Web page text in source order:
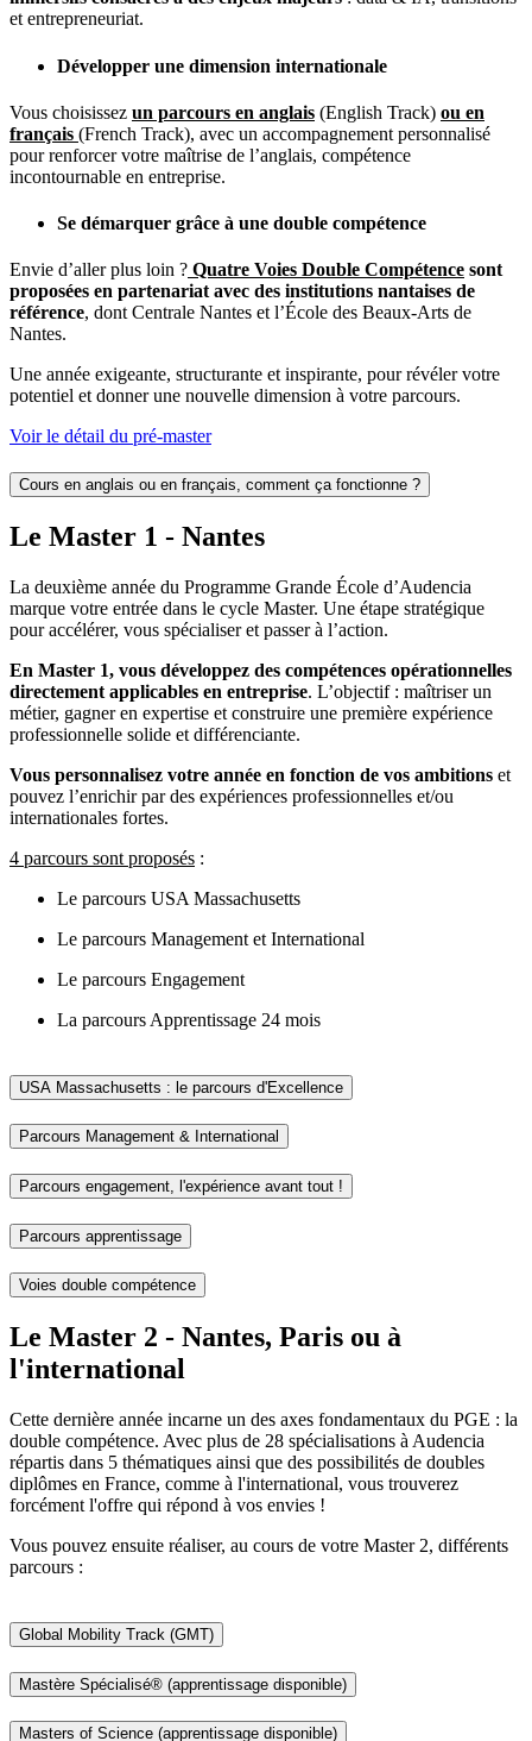
et entrepreneuriat.
Développer une dimension internationale
Vous choisissez un parcours en anglais (English Track) ou en
français (French Track), avec un accompagnement personnalisé
pour renforcer votre maîtrise de l’anglais, compétence
incontournable en entreprise.
Se démarquer grâce à une double compétence
Envie d’aller plus loin ? Quatre Voies Double Compétence sont
proposées en partenariat avec des institutions nantaises de
référence, dont Centrale Nantes et l’École des Beaux-Arts de
Nantes.
Une année exigeante, structurante et inspirante, pour révéler votre
potentiel et donner une nouvelle dimension à votre parcours.
Voir le détail du pré-master
Cours en anglais ou en français, comment ça fonctionne ?
Le Master 1 - Nantes
La deuxième année du Programme Grande École d’Audencia
marque votre entrée dans le cycle Master. Une étape stratégique
pour accélérer, vous spécialiser et passer à l’action.
En Master 1, vous développez des compétences opérationnelles
directement applicables en entreprise. L’objectif : maîtriser un
métier, gagner en expertise et construire une première expérience
professionnelle solide et différenciante.
Vous personnalisez votre année en fonction de vos ambitions et
pouvez l’enrichir par des expériences professionnelles et/ou
internationales fortes.
4 parcours sont proposés :
Le parcours USA Massachusetts
Le parcours Management et International
Le parcours Engagement
La parcours Apprentissage 24 mois
USA Massachusetts : le parcours d'Excellence
Parcours Management & International
Parcours engagement, l'expérience avant tout !
Parcours apprentissage
Voies double compétence
Le Master 2 - Nantes, Paris ou à
l'international
Cette dernière année incarne un des axes fondamentaux du PGE : la
double compétence. Avec plus de 28 spécialisations à Audencia
répartis dans 5 thématiques ainsi que des possibilités de doubles
diplômes en France, comme à l'international, vous trouverez
forcément l'offre qui répond à vos envies !
Vous pouvez ensuite réaliser, au cours de votre Master 2, différents
parcours :
Global Mobility Track (GMT)
Mastère Spécialisé® (apprentissage disponible)
Masters of Science (apprentissage disponible)